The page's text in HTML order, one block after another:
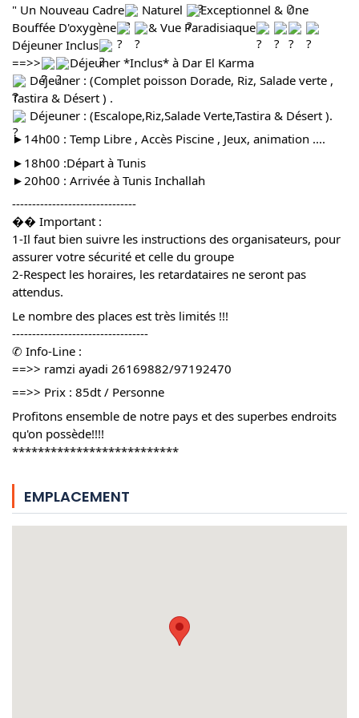
" Un Nouveau Cadre Naturel
Exceptionnel & Une
Bouffée D'oxygène
& Vue Paradisiaque
Déjeuner Inclus
==>>
Déjeuner *Inclus* à Dar El Karma
Déjeuner : (Complet poisson Dorade, Riz, Salade verte ,
Tastira & Désert ) .
Déjeuner : (Escalope,Riz,Salade Verte,Tastira & Désert ).
►14h00 : Temp Libre , Accès Piscine , Jeux, animation ....
►18h00 :Départ à Tunis
►20h00 : Arrivée à Tunis Inchallah
-------------------------------
�� Important :
1-Il faut bien suivre les instructions des organisateurs, pour
assurer votre sécurité et celle du groupe
2-Respect les horaires, les retardataires ne seront pas
attendus.
Le nombre des places est très limités !!!
----------------------------------
✆ Info-Line :
==>> ramzi ayadi 26169882/97192470
==>> Prix : 85dt / Personne
Profitons ensemble de notre pays et des superbes endroits
qu'on possède!!!!
**************************
EMPLACEMENT